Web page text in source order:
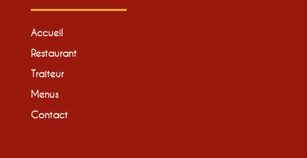
Accueil
Restaurant
Traiteur
Menus
Contact